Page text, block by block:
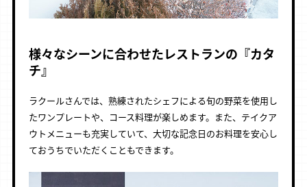
様々なシーンに合わせたレストランの『カタ
チ』
ラクールさんでは、熟練されたシェフによる旬の野菜を使用し
たワンプレートや、コース料理が楽しめます。また、テイクア
ウトメニューも充実していて、大切な記念日のお料理を安心し
ておうちでいただくこともできます。